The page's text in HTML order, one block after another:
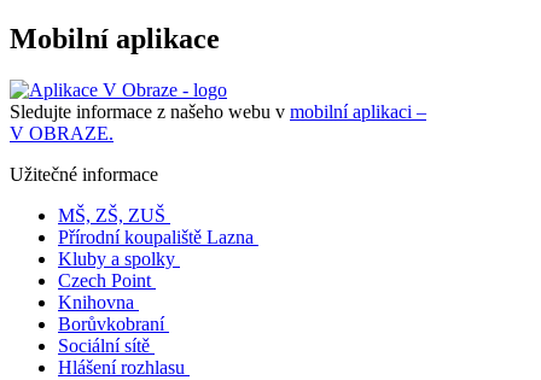
Mobilní aplikace
Sledujte informace z našeho webu v mobilní aplikaci –
V OBRAZE.
Užitečné informace
MŠ, ZŠ, ZUŠ
Přírodní koupaliště Lazna
Kluby a spolky
Czech Point
Knihovna
Borůvkobraní
Sociální sítě
Hlášení rozhlasu